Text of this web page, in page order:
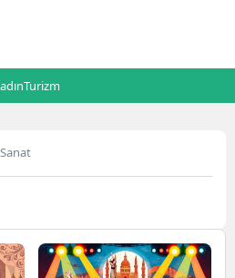
Turizm